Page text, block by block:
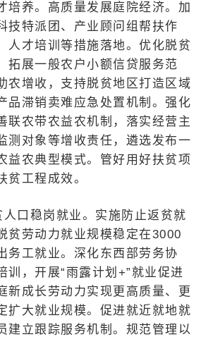
培养。高质量发展庭院经济。加
技特派团、产业顾问组帮扶作
人才培训等措施落地。优化脱贫
拓展一般农户小额信贷服务范
农增收，支持脱贫地区打造区域
品滞销卖难应急处置机制。强化
联农带农益农机制，落实经营主
测对象等增收责任，遴选发布一
益农典型模式。管好用好扶贫项
贫工程成效。
口稳岗就业。实施防止返贫就
贫劳动力就业规模稳定在3000
务工就业。深化东西部劳务协
训，开展“雨露计划+”就业促进
新成长劳动力实现更高质量、更
扩大就业规模。促进就近就地就
建立跟踪服务机制。规范管理以